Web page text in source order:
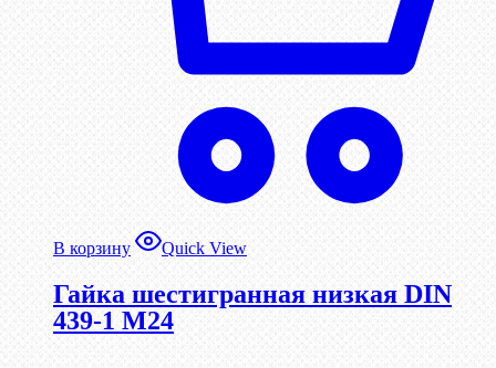
В корзину Quick View
Гайка шестигранная низкая DIN
439-1 М24